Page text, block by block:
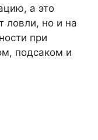
а это
ловли, но и на
при
подсаком и